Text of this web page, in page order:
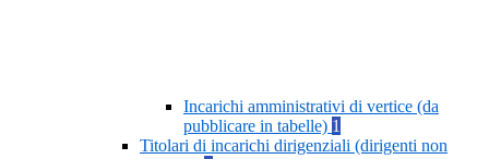
Incarichi amministrativi di vertice (da
pubblicare in tabelle) 1
Titolari di incarichi dirigenziali (dirigenti non